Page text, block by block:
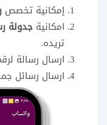
إمكانية تخصص
امكانية جدولة
تريده.
ارسال رسالة
ارسال رسائل